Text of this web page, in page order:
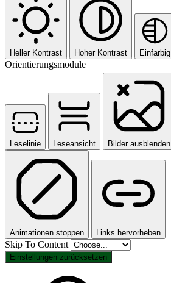
Heller Kontrast Hoher Kontrast Einfarbig
Orientierungsmodule
Leselinie Leseansicht Bilder ausblenden
Animationen stoppen Links hervorheben
Skip To Content
Einstellungen zurücksetzen